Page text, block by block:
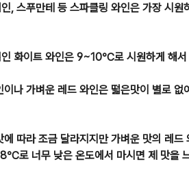
, 스푸만테 등 스파클링 와인은 가장 시
인 화이트 와인은 9~10℃로 시원하게 해서
이나 가벼운 레드 와인은 떫은맛이 별로
에 따라 조금 달라지지만 가벼운 맛의 레
로 너무 낮은 온도에서 마시면 제 맛을